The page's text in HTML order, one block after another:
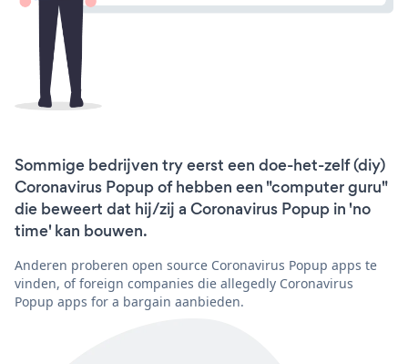
Sommige bedrijven try eerst een doe-het-zelf (diy)
Coronavirus Popup of hebben een "computer guru"
die beweert dat hij/zij a Coronavirus Popup in 'no
time' kan bouwen.
Anderen proberen open source Coronavirus Popup apps te
vinden, of foreign companies die allegedly Coronavirus
Popup apps for a bargain aanbieden.